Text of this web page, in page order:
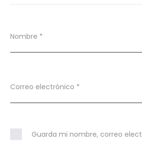
Nombre *
Correo electrónico *
Guarda mi nombre, correo